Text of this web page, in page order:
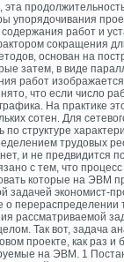
упорядочивания
работ и
сокращения
основан на
затем, в виде
работ
что если число
На практике
сотен. Для
структуре
трудовых
и не предвидится
с тем, что
которые на ЭВМ
задачей экономист-
рассматриваемой
Так вот, задача
проекте, как раз
на ЭВМ. 1